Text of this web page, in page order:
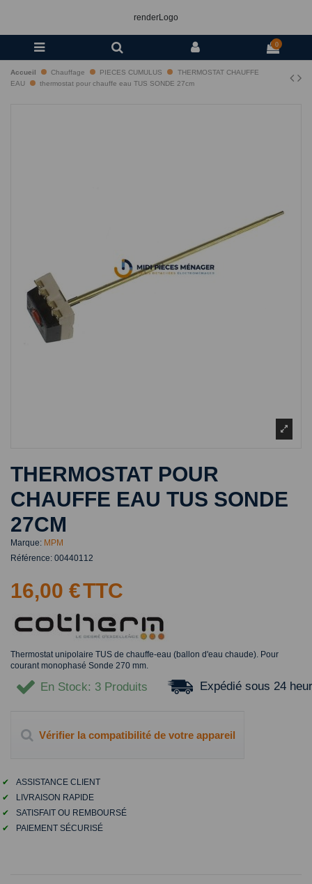
renderLogo
0
Accueil Chauffage PIECES CUMULUS
THERMOSTAT CHAUFFE
EAU
thermostat pour chauffe eau TUS SONDE 27cm
THERMOSTAT POUR
CHAUFFE EAU TUS SONDE
27CM
Marque: MPM
Référence: 00440112
16,00 €TTC
Thermostat unipolaire TUS de chauffe-eau (ballon d'eau chaude). Pour
courant monophasé Sonde 270 mm.
En Stock: 3 Produits Expédié sous 24
Vérifier la compatibilité de votre appareil
✔
ASSISTANCE CLIENT
✔
LIVRAISON RAPIDE
✔
SATISFAIT OU REMBOURSÉ
✔
PAIEMENT SÉCURISÉ